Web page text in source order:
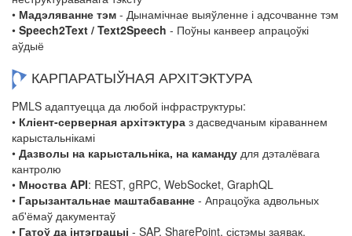
• Мадэляванне тэм - Дынамічнае выяўленне і адсочванне тэм
• Speech2Text / Text2Speech - Поўны канвеер апрацоўкі
аўдыё
КАРПАРАТЫЎНАЯ АРХІТЭКТУРА
PMLS адаптуецца да любой інфраструктуры:
• Кліент-серверная архітэктура з дасведчаным кіраваннем
карыстальнікамі
• Дазволы на карыстальніка, на каманду для дэталёвага
кантролю
• Мноства API: REST, gRPC, WebSocket, GraphQL
• Гарызантальнае маштабаванне - Апрацоўка адвольных
аб'ёмаў дакументаў
• Гатоў да інтэграцыі - SAP, SharePoint, сістэмы заявак,